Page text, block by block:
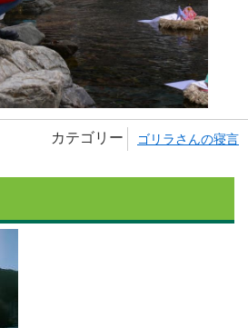
カテゴリー ゴリラさんの寝言